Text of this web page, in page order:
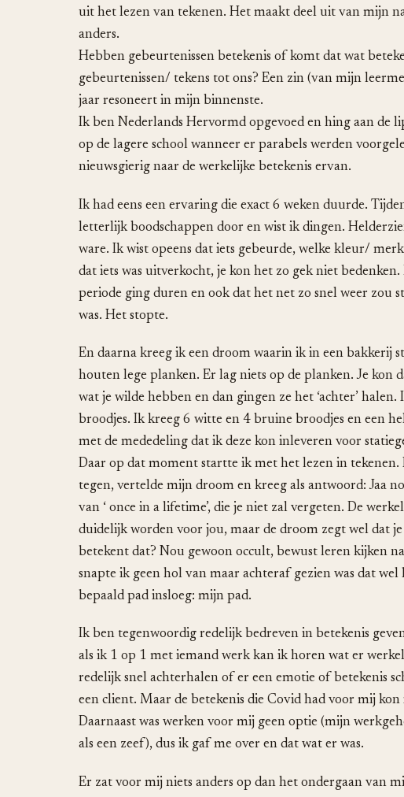
uit het lezen van tekenen. Het maakt deel uit van mijn
anders.
Hebben gebeurtenissen betekenis of komt dat wat
gebeurtenissen/ tekens tot ons? Een zin (van mijn
jaar resoneert in mijn binnenste.
Ik ben Nederlands Hervormd opgevoed en hing aan de
op de lagere school wanneer er parabels werden
nieuwsgierig naar de werkelijke betekenis ervan.
Ik had eens een ervaring die exact 6 weken duurde.
letterlijk boodschappen door en wist ik dingen.
ware. Ik wist opeens dat iets gebeurde, welke kleur/
dat iets was uitverkocht, je kon het zo gek niet
periode ging duren en ook dat het net zo snel weer zou
was. Het stopte.
En daarna kreeg ik een droom waarin ik in een bakkerij
houten lege planken. Er lag niets op de planken. Je kon
wat je wilde hebben en dan gingen ze het ‘achter’
broodjes. Ik kreeg 6 witte en 4 bruine broodjes en een
met de mededeling dat ik deze kon inleveren voor
Daar op dat moment startte ik met het lezen in
tegen, vertelde mijn droom en kreeg als antwoord: Jaa
van ‘ once in a lifetime’, die je niet zal vergeten. De
duidelijk worden voor jou, maar de droom zegt wel dat
betekent dat? Nou gewoon occult, bewust leren kijken
snapte ik geen hol van maar achteraf gezien was dat
bepaald pad insloeg: mijn pad.
Ik ben tegenwoordig redelijk bedreven in betekenis
als ik 1 op 1 met iemand werk kan ik horen wat er
redelijk snel achterhalen of er een emotie of betekenis
een client. Maar de betekenis die Covid had voor mij
Daarnaast was werken voor mij geen optie (mijn
als een zeef), dus ik gaf me over en dat wat er was.
Er zat voor mij niets anders op dan het ondergaan van